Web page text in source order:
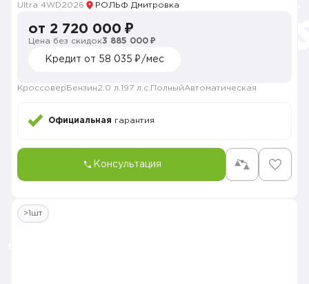
Ultra 4WD2026 РОЛЬФ Дмитровка
от 2 720 000 ₽
Цена без скидок3 885 000 ₽
Кредит от 58 035 ₽/мес
Кроссовер Бензин2.0 л. 197 л.с. ПолныйАвтоматическая
Официальная гарантия
Консультация
>1шт